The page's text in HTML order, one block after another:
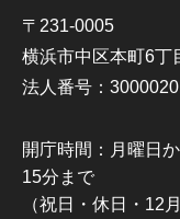
〒231-0005
横浜市中区本町6丁
法人番号：
開庁時間：月曜日
15分まで
（祝日・休日・12